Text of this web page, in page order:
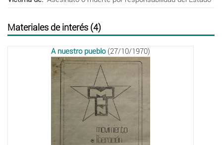
Materiales de interés (4)
A nuestro pueblo(27/10/1970)